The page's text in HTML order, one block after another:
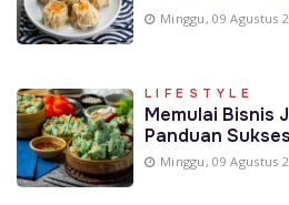
Minggu, 09 Agustus
LIFESTYLE
Memulai Bisnis
Panduan
Minggu, 09 Agustus